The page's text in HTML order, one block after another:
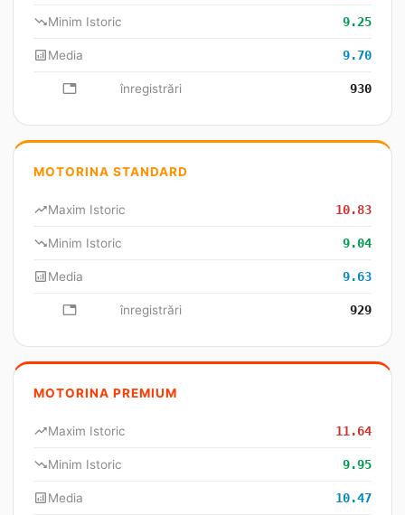
trending_downMinim Istoric 9.25
analyticsMedia 9.70
database înregistrări 930
MOTORINA STANDARD
trending_upMaxim Istoric 10.83
trending_downMinim Istoric 9.04
analyticsMedia 9.63
database înregistrări 929
MOTORINA PREMIUM
trending_upMaxim Istoric 11.64
trending_downMinim Istoric 9.95
analyticsMedia 10.47